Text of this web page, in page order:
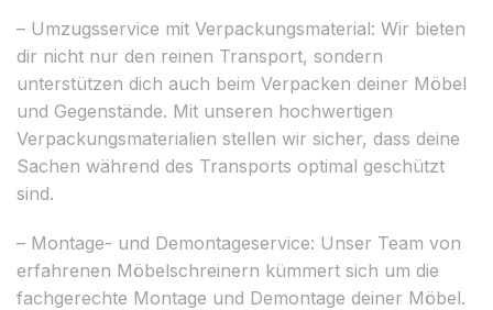
– Umzugsservice mit Verpackungsmaterial: Wir bieten
dir nicht nur den reinen Transport, sondern
unterstützen dich auch beim Verpacken deiner Möbel
und Gegenstände. Mit unseren hochwertigen
Verpackungsmaterialien stellen wir sicher, dass deine
Sachen während des Transports optimal geschützt
sind.
– Montage- und Demontageservice: Unser Team von
erfahrenen Möbelschreinern kümmert sich um die
fachgerechte Montage und Demontage deiner Möbel.